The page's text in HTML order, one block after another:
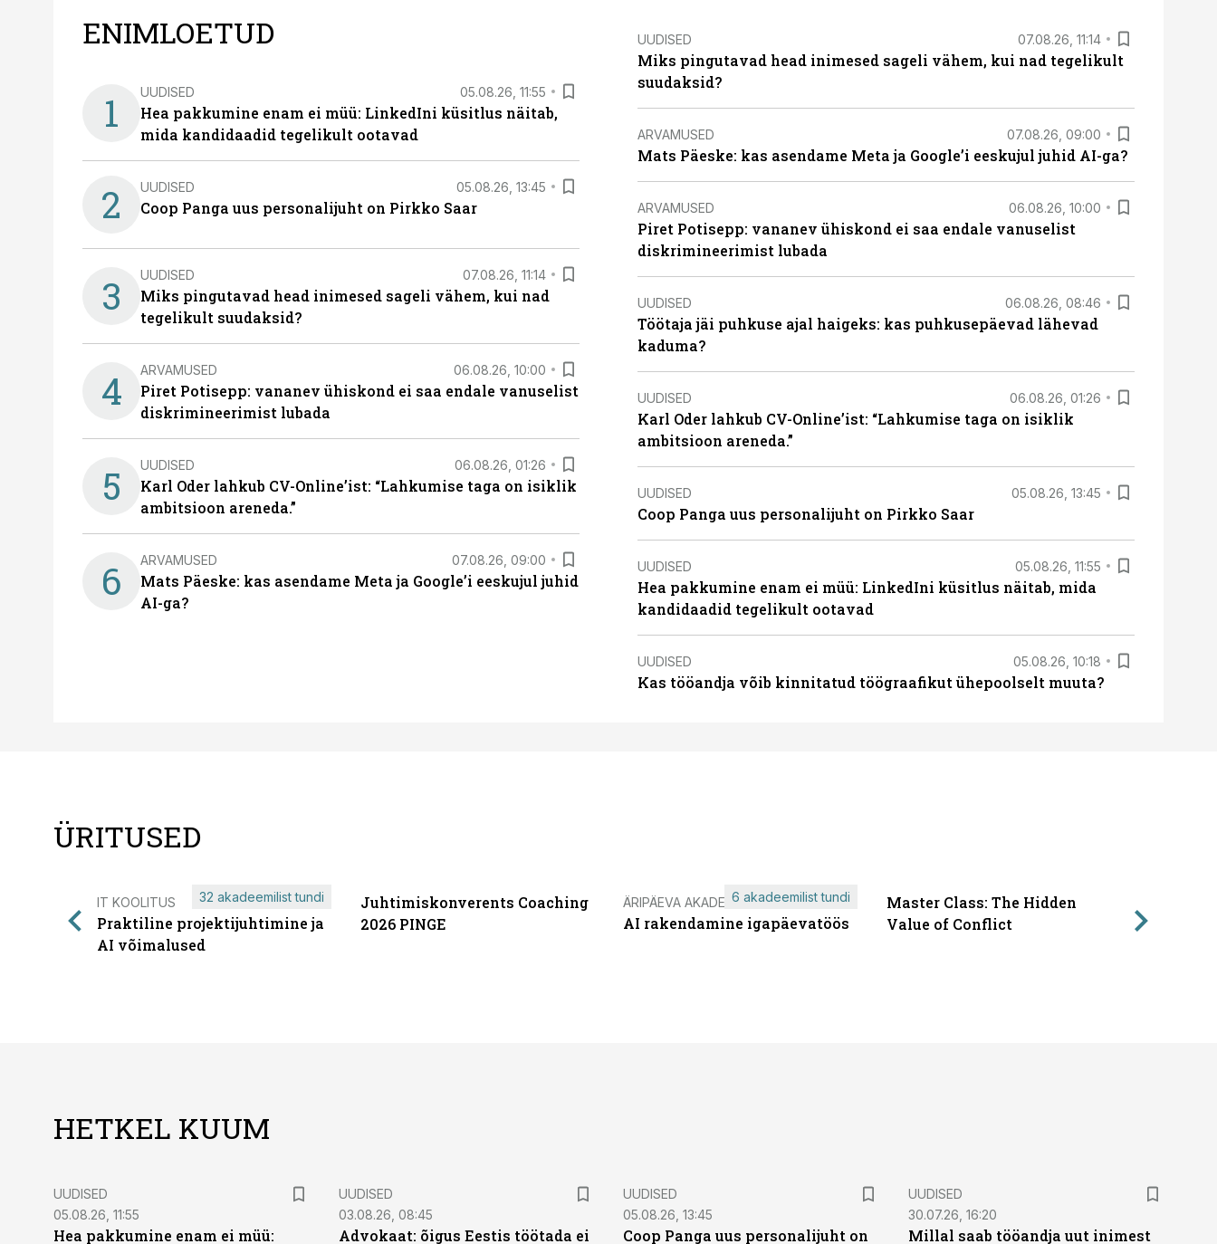
ENIMLOETUD
1 UUDISED 05.08.26, 11:55
Hea pakkumine enam ei müü: LinkedIni küsitlus näitab,
mida kandidaadid tegelikult ootavad
2 UUDISED 05.08.26, 13:45
Coop Panga uus personalijuht on Pirkko Saar
3 UUDISED 07.08.26, 11:14
Miks pingutavad head inimesed sageli vähem, kui nad
tegelikult suudaksid?
4 ARVAMUSED 06.08.26, 10:00
Piret Potisepp: vananev ühiskond ei saa endale vanuselist
diskrimineerimist lubada
5 UUDISED 06.08.26, 01:26
Karl Oder lahkub CV-Online’ist: “Lahkumise taga on isiklik
ambitsioon areneda.”
6 ARVAMUSED 07.08.26, 09:00
Mats Päeske: kas asendame Meta ja Google’i eeskujul juhid
AI-ga?
UUDISED 07.08.26, 11:14
Miks pingutavad head inimesed sageli vähem, kui nad tegelikult
suudaksid?
ARVAMUSED 07.08.26, 09:00
Mats Päeske: kas asendame Meta ja Google’i eeskujul juhid AI-ga?
ARVAMUSED 06.08.26, 10:00
Piret Potisepp: vananev ühiskond ei saa endale vanuselist
diskrimineerimist lubada
UUDISED 06.08.26, 08:46
Töötaja jäi puhkuse ajal haigeks: kas puhkusepäevad lähevad
kaduma?
UUDISED 06.08.26, 01:26
Karl Oder lahkub CV-Online’ist: “Lahkumise taga on isiklik
ambitsioon areneda.”
UUDISED 05.08.26, 13:45
Coop Panga uus personalijuht on Pirkko Saar
UUDISED 05.08.26, 11:55
Hea pakkumine enam ei müü: LinkedIni küsitlus näitab, mida
kandidaadid tegelikult ootavad
UUDISED 05.08.26, 10:18
Kas tööandja võib kinnitatud töögraafikut ühepoolselt muuta?
ÜRITUSED
IT KOOLITUS
Praktiline projektijuhtimine ja
AI võimalused
32 akadeemilist tundi
Juhtimiskonverents Coaching
2026 PINGE
ÄRIPÄEVA AKADEEMIA
AI rakendamine igapäevatöös
6 akadeemilist tundi
Master Class: The Hidden
Value of Conflict
HETKEL KUUM
UUDISED
05.08.26, 11:55
Hea pakkumine enam ei müü:
UUDISED
03.08.26, 08:45
Advokaat: õigus Eestis töötada ei
UUDISED
05.08.26, 13:45
Coop Panga uus personalijuht on
UUDISED
30.07.26, 16:20
Millal saab tööandja uut inimest